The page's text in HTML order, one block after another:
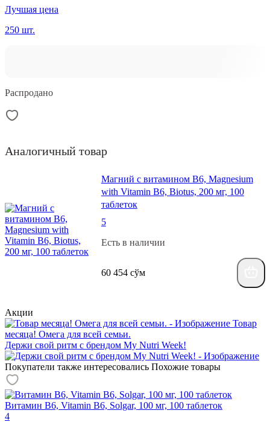
Лучшая цена
250 шт.
Распродано
Аналогичный товар
Магний с витамином В6, Magnesium
with Vitamin B6, Biotus, 200 мг, 100
таблеток
5
Есть в наличии
60 454 сўм
Акции
Товар
месяца! Омега для всей семьи.
Держи свой ритм с брендом My Nutri Week!
Покупатели также интересовались Похожие товары
Витамин В6, Vitamin B6, Solgar, 100 мг, 100 таблеток
4